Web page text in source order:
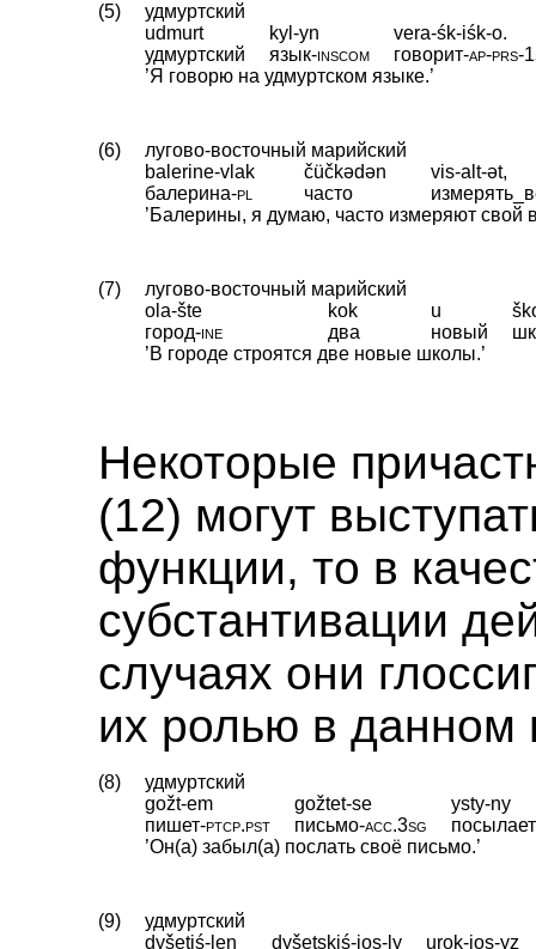
(5)
удмуртский
udmurt
kyl-yn
vera-śk-iśk-o.
удмуртский
язык‑inscom говорит‑ap‑prs‑
’Я говорю на удмуртском языке.’
(6)
лугово-восточный марийский
balerine-vlak
čüčkədən
vis-alt-ət,
балерина‑pl часто
’Балерины, я думаю, часто измеряют свой
(7)
лугово-восточный марийский
ola-šte
kok u
город‑ine два новый
’В городе строятся две новые школы.’
Некоторые
(12) могут
функции, то в
субстантивации
случаях они
их ролью в данном
(8)
удмуртский
gožt-em
gožtet-se
ysty-ny
пишет‑ptcp.pst письмо‑acc.3sg
посылает
’Он(а) забыл(а) послать своё письмо.’
(9)
удмуртский
dyšetiś-len
dyšetskiś-jos-ly urok-jos-yz